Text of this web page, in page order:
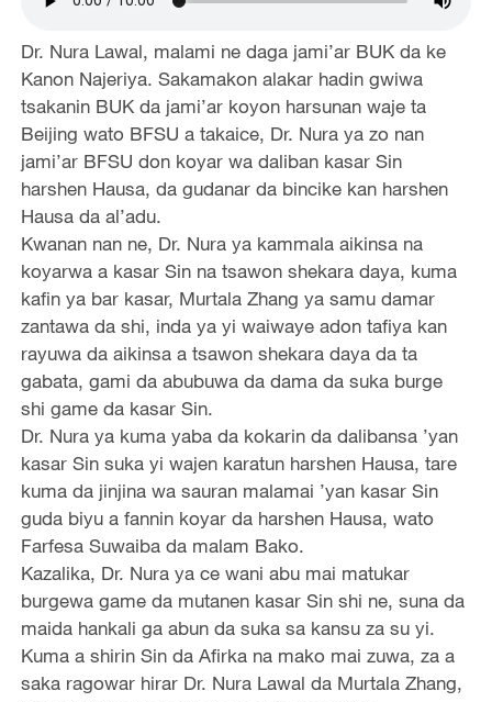
Dr. Nura Lawal, malami ne daga jami’ar BUK da ke
Kanon Najeriya. Sakamakon alakar hadin gwiwa
tsakanin BUK da jami’ar koyon harsunan waje ta
Beijing wato BFSU a takaice, Dr. Nura ya zo nan
jami’ar BFSU don koyar wa daliban kasar Sin
harshen Hausa, da gudanar da bincike kan harshen
Hausa da al’adu.
Kwanan nan ne, Dr. Nura ya kammala aikinsa na
koyarwa a kasar Sin na tsawon shekara daya, kuma
kafin ya bar kasar, Murtala Zhang ya samu damar
zantawa da shi, inda ya yi waiwaye adon tafiya kan
rayuwa da aikinsa a tsawon shekara daya da ta
gabata, gami da abubuwa da dama da suka burge
shi game da kasar Sin.
Dr. Nura ya kuma yaba da kokarin da dalibansa ’yan
kasar Sin suka yi wajen karatun harshen Hausa, tare
kuma da jinjina wa sauran malamai ’yan kasar Sin
guda biyu a fannin koyar da harshen Hausa, wato
Farfesa Suwaiba da malam Bako.
Kazalika, Dr. Nura ya ce wani abu mai matukar
burgewa game da mutanen kasar Sin shi ne, suna da
maida hankali ga abun da suka sa kansu za su yi.
Kuma a shirin Sin da Afirka na mako mai zuwa, za a
saka ragowar hirar Dr. Nura Lawal da Murtala Zhang,